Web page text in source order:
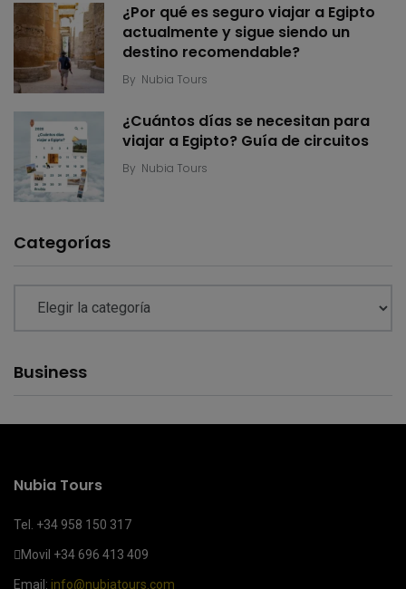
¿Por qué es seguro viajar a Egipto
actualmente y sigue siendo un
destino recomendable?
By Nubia Tours
¿Cuántos días se necesitan para
viajar a Egipto? Guía de circuitos
By Nubia Tours
Categorías
Business
Nubia Tours
Tel. +34 958 150 317
Movil +34 696 413 409
Email: info@nubiatours.com